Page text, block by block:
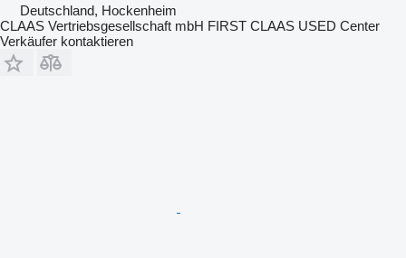
Deutschland, Hockenheim
CLAAS Vertriebsgesellschaft mbH FIRST CLAAS USED Center
Verkäufer kontaktieren